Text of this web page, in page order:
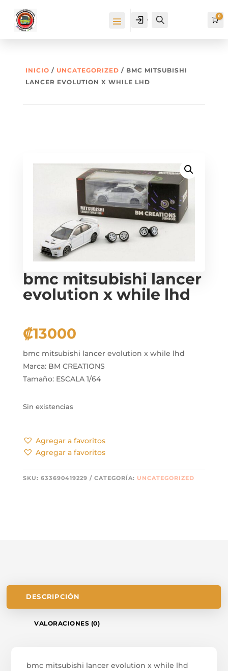
Cuenta 0
INICIO / UNCATEGORIZED / BMC MITSUBISHI
LANCER EVOLUTION X WHILE LHD
bmc mitsubishi lancer
evolution x while lhd
₡13000
bmc mitsubishi lancer evolution x while lhd
Marca: BM CREATIONS
Tamaño: ESCALA 1/64
Sin existencias
Agregar a favoritos
Agregar a favoritos
SKU: 633690419229 CATEGORÍA: UNCATEGORIZED
DESCRIPCIÓN
VALORACIONES (0)
bmc mitsubishi lancer evolution x while lhd